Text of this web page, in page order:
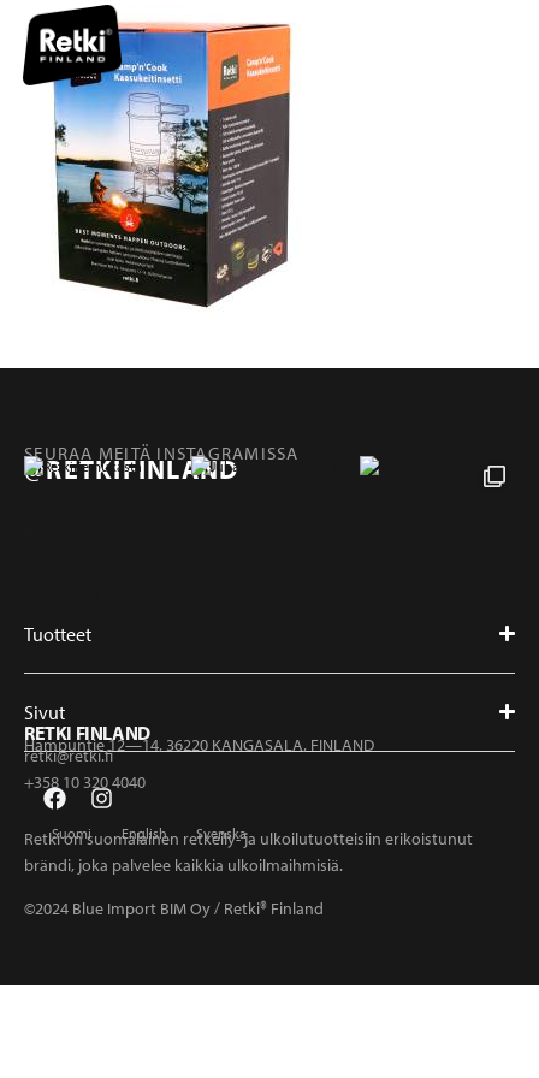
SEURAA MEITÄ INSTAGRAMISSA
@RETKIFINLAND
Tuotteet
Sivut
RETKI FINLAND
Hampuntie 12—14, 36220 KANGASALA, FINLAND
retki@retki.fi
+358 10 320 4040
Suomi English Svenska
Retki on suomalainen retkeily- ja ulkoilutuotteisiin erikoistunut
brändi, joka palvelee kaikkia ulkoilmaihmisiä.
©2024 Blue Import BIM Oy / Retki® Finland